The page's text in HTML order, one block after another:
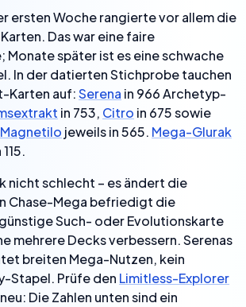
ersten Woche rangierte vor allem die
Das war eine faire
Monate später ist es eine schwache
In der datierten Stichprobe tauchen
Karten auf:Serena in 966 Archetyp-
in 753, Citro in 675 sowie
Magnetilo jeweils in 565. Mega-Glurak
nicht schlecht – es ändert die
Chase-Mega befriedigt die
Such- oder Evolutionskarte
mehrere Decks verbessern. Serenas
breiten Mega-Nutzen, kein
Stapel. Prüfe den Limitless-Explorer
Die Zahlen unten sind ein